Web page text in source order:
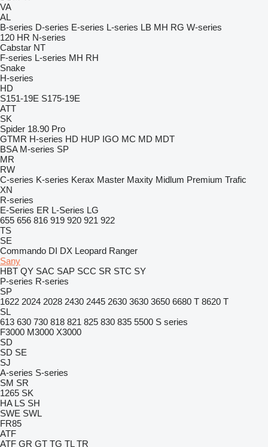
VA
AL
B-series D-series E-series L-series LB MH RG W-series
120 HR N-series
Cabstar NT
F-series L-series MH RH
Snake
H-series
HD
S151-19E S175-19E
ATT
SK
Spider 18.90 Pro
GTMR H-series HD HUP IGO MC MD MDT
BSA M-series SP
MR
RW
C-series K-series Kerax Master Maxity Midlum Premium Trafic
XN
R-series
E-Series ER L-Series LG
655 656 816 919 920 921 922
TS
SE
Commando DI DX Leopard Ranger
Sany
HBT QY SAC SAP SCC SR STC SY
P-series R-series
SP
1622 2024 2028 2430 2445 2630 3630 3650 6680 T 8620 T
SL
613 630 730 818 821 825 830 835 5500 S series
F3000 M3000 X3000
SD
SD SE
SJ
A-series S-series
SM SR
1265 SK
HA LS SH
SWE SWL
FR85
ATF
ATF GR GT TG TL TR